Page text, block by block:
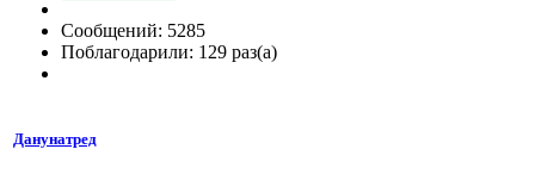
Сообщений: 5285
Поблагодарили: 129 раз(а)
Данунатред